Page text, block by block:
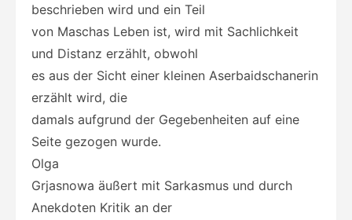
beschrieben wird und ein Teil
von Maschas Leben ist, wird mit Sachlichkeit
und Distanz erzählt, obwohl
es aus der Sicht einer kleinen Aserbaidschanerin
erzählt wird, die
damals aufgrund der Gegebenheiten auf eine
Seite gezogen wurde.
Olga
Grjasnowa äußert mit Sarkasmus und durch
Anekdoten Kritik an der